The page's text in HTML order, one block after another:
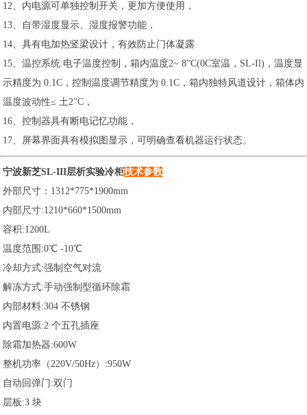
12、内电源可单独控制开关，更加方便使用，
13、自带湿度显示、湿度报警功能，
14、具有电加热竖梁设计，有效防止门体凝露
15、温控系统:电子温度控制，箱内温度2~ 8”C(0C室温，SL-Il)，温度显
示精度为 0.1C，控制温度调节精度为 0.1C，箱内独特风道设计，箱体内
温度波动性≤ 土2”C，
16、控制器具有断电记忆功能，
17、屏幕界面具有模拟图显示，可明确查看机器运行状态。
宁波新芝SL-III层析实验冷柜技术参数
外部尺寸：1312*775*1900mm
内部尺寸:1210*660*1500mm
容积:1200L
温度范围:0℃ -10℃
冷却方式:强制空气对流
解冻方式:手动强制型循环除霜
内部材料:304 不锈钢
内置电源:2 个五孔插座
除霜加热器:600W
整机功率（220V/50Hz）:950W
自动回弹门:双门
层板:3 块